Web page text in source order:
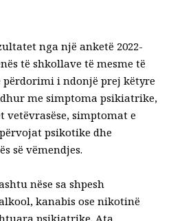
nga një anketë 2022-
të shkollave të mesme të
përdorimi i ndonjë prej këtyre
me simptoma psikiatrike,
vetëvrasëse, simptomat e
psikotike dhe
së vëmendjes.
nëse sa shpesh
kanabis ose nikotinë
psikiatrike. Ata